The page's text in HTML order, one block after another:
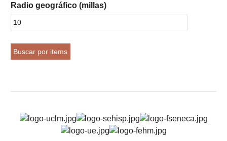
Radio geográfico (millas)